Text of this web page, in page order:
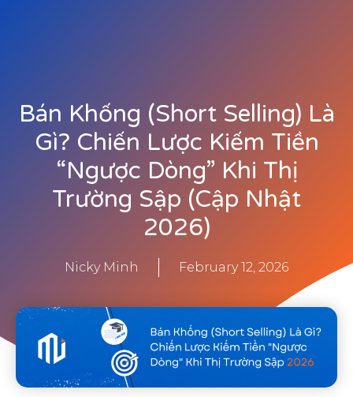
Bán Khống (Short Selling) Là
Gì? Chiến Lược Kiếm Tiền
“Ngược Dòng” Khi Thị
Trường Sập (Cập Nhật
2026)
Nicky Minh February 12, 2026